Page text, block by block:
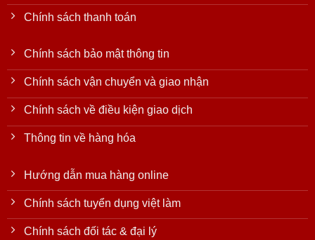
Chính sách thanh toán
Chính sách bảo mật thông tin
Chính sách vận chuyển và giao nhận
Chính sách về điều kiện giao dịch
Thông tin về hàng hóa
Hướng dẫn mua hàng online
Chính sách tuyển dụng việt làm
Chính sách đối tác & đại lý